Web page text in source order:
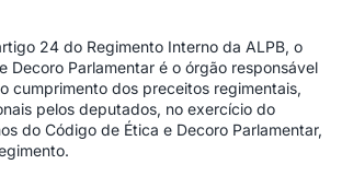
24 do Regimento Interno da ALPB, o
Decoro Parlamentar é o órgão responsável
cumprimento dos preceitos regimentais,
pelos deputados, no exercício do
do Código de Ética e Decoro Parlamentar,